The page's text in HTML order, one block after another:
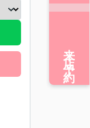
来店予約